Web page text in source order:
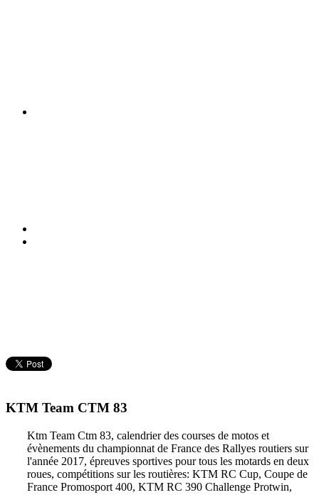
KTM Team CTM 83
Ktm Team Ctm 83, calendrier des courses de motos et
évènements du championnat de France des Rallyes routiers sur
l'année 2017, épreuves sportives pour tous les motards en deux
roues, compétitions sur les routières: KTM RC Cup, Coupe de
France Promosport 400, KTM RC 390 Challenge Protwin,